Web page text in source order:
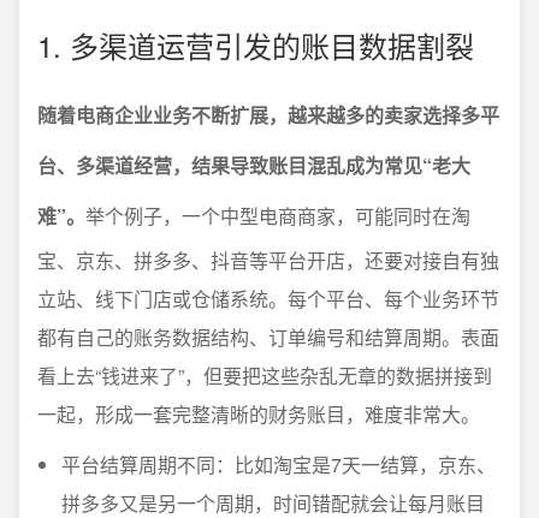
1. 多渠道运营引发的账目数据割裂
随着电商企业业务不断扩展，越来越多的卖家选择多平
台、多渠道经营，结果导致账目混乱成为常见“老大
难”。 举个例子，一个中型电商商家，可能同时在淘
宝、京东、拼多多、抖音等平台开店，还要对接自有独
立站、线下门店或仓储系统。每个平台、每个业务环节
都有自己的账务数据结构、订单编号和结算周期。表面
看上去“钱进来了”，但要把这些杂乱无章的数据拼接到
一起，形成一套完整清晰的财务账目，难度非常大。
平台结算周期不同：比如淘宝是7天一结算，京东、
拼多多又是另一个周期，时间错配就会让每月账目